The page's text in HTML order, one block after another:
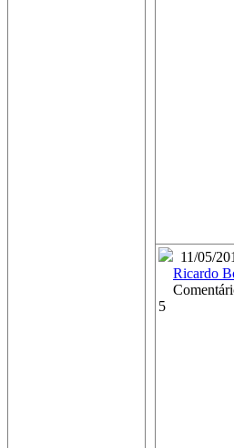
11/05/
Ricardo
5